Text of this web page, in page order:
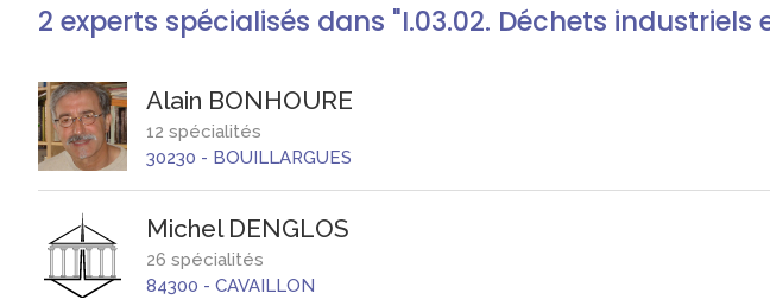
2 experts spécialisés dans "I.03.02. Déchets industriels
Alain BONHOURE
12 spécialités
30230 - BOUILLARGUES
Michel DENGLOS
26 spécialités
84300 - CAVAILLON